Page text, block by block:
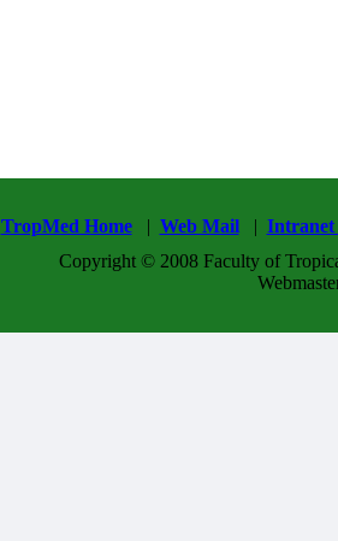
TropMed Home| Web Mail|
Copyright © 2008 Faculty of